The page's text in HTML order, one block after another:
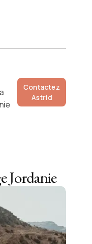
Contactez
Astrid
Jordanie